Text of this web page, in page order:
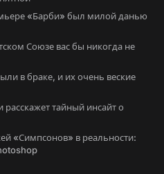
«Барби» был милой данью
Союзе вас бы никогда не
в браке, и их очень веские
тайный инсайт о
«Симпсонов» в реальности: